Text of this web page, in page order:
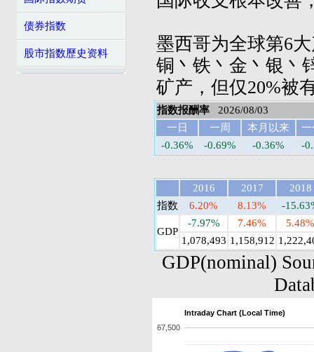
债券指数
股市指数歷史资料
墨西哥为全球第6
铜丶铁丶金丶银丶
矿产，但仅20%被
指数报酬率 2026/08/03
一日
一周 本月以来
一
-0.36%
-0.69% -0.36% -
2016 2017
2018
指数
6.20% 8.13% -
GDP
-7.97% 7.46%
5.48%
1,078,493 1,158,912
GDP(nominal)
Intraday Chart (Local Time)
67,500